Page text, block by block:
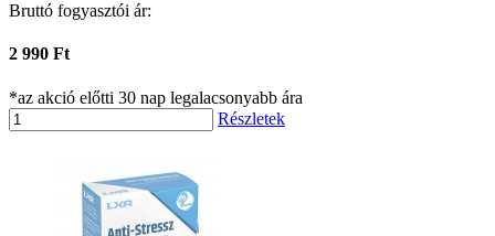
Bruttó fogyasztói ár:
2 990 Ft
*az akció előtti 30 nap legalacsonyabb ára
Részletek